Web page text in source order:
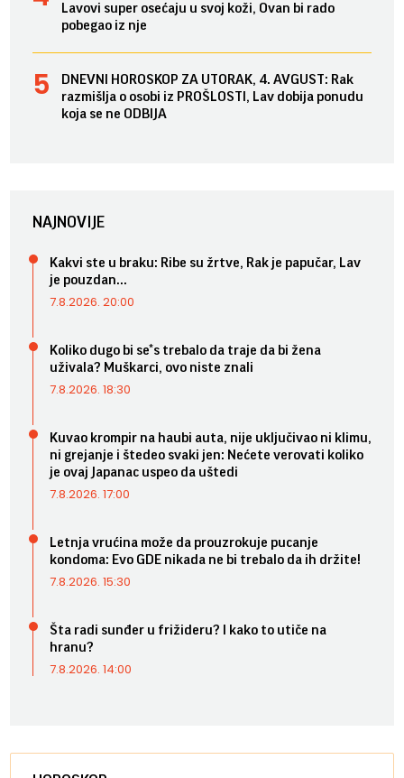
Lavovi super osećaju u svoj koži, Ovan bi rado
pobegao iz nje
DNEVNI HOROSKOP ZA UTORAK, 4. AVGUST: Rak
razmišlja o osobi iz PROŠLOSTI, Lav dobija ponudu
koja se ne ODBIJA
NAJNOVIJE
Kakvi ste u braku: Ribe su žrtve, Rak je papučar, Lav
je pouzdan...
7.8.2026. 20:00
Koliko dugo bi se*s trebalo da traje da bi žena
uživala? Muškarci, ovo niste znali
7.8.2026. 18:30
Kuvao krompir na haubi auta, nije uključivao ni klimu,
ni grejanje i štedeo svaki jen: Nećete verovati koliko
je ovaj Japanac uspeo da uštedi
7.8.2026. 17:00
Letnja vrućina može da prouzrokuje pucanje
kondoma: Evo GDE nikada ne bi trebalo da ih držite!
7.8.2026. 15:30
Šta radi sunđer u frižideru? I kako to utiče na
hranu?
7.8.2026. 14:00